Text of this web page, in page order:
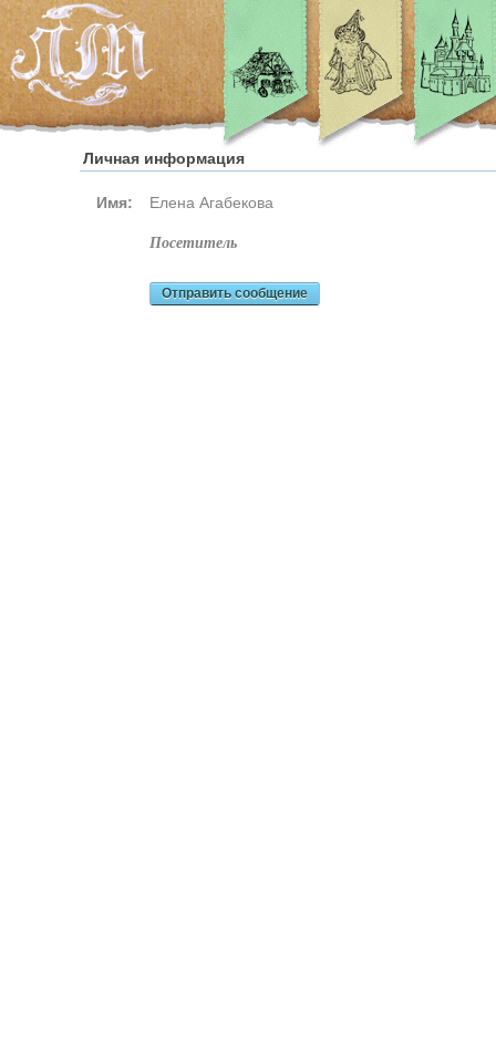
Личная информация
Имя: Елена Агабекова
посетитель
Отправить сообщение